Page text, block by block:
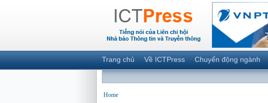
Trang chủ Về ICTPress Chuyển động ngành
Home